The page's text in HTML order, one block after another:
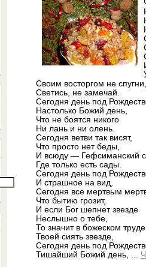
Своим восторгом не спугни,
Светись, не замечай.
Сегодня день под
Настолько Божий день,
Что не боятся никого
Ни лань и ни олень.
Сегодня ветви так висят,
Что просто нет беды,
И всюду — Гефсиманский
Где только есть сады.
Сегодня день под
И страшное на вид,
Сегодня все мертвым
Что бытию грозит,
И если Бог шепнет звезде
Неслышно о тебе,
То значит в божеском труде
Твоей сиять звезде,
Сегодня день под
Тишайший Божий день,